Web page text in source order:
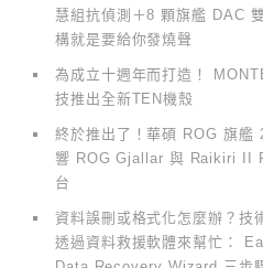
慧組抗偵測＋8 顆旗艦 DAC
構就是要給你發燒聲
為成立十週年而打造！
技推出全新TEN機殼
終於推出了！華碩 ROG 旗艦
響 ROG Gjallar 與 Raikiri II
台
資料誤刪或格式化怎麼辦？技
透過資料救援軟體來幫忙：